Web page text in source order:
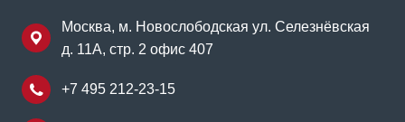
Москва, м. Новослободская ул. Селезнёвская
д. 11А, стр. 2 офис 407
+7 495 212-23-15